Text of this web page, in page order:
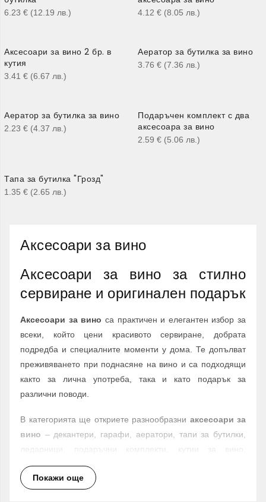
6.23 € (12.19 лв. ) 4.12 € (8.05 лв. )
Аксесоари за вино 2 бр. в
кутия
3.41 € (6.67 лв. )
Аератор за бутилка за вино
3.76 € (7.36 лв. )
Аератор за бутилка за вино
2.23 € (4.37 лв. )
Подаръчен комплект с два
аксесоара за вино
2.59 € (5.06 лв. )
Тапа за бутилка "Грозд"
1.35 € (2.65 лв. )
Аксесоари за вино
Аксесоари за вино за стилно
сервиране и оригинален подарък
Аксесоари за вино са практичен и елегантен избор за
всеки, който цени красивото сервиране, добрата
подредба и специалните моменти у дома. Те допълват
преживяването при поднасяне на вино и са подходящи
както за лична употреба, така и като подарък за
различни поводи.
В категорията ще откриете разнообразни аксесоари за
вино – декантери, гарафи, аератори, тапи за бутилки,
ледарници, подаръчни комплекти, кутии за вино,
декоративни бъчви, стъклени съдове и комплекти за
дегустация, сервиране и съхранение според
Покажи още